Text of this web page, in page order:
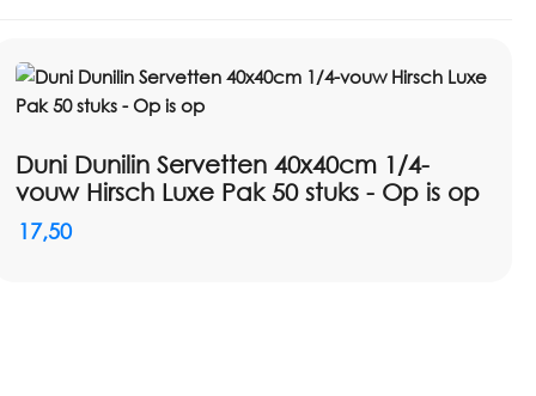
Duni Dunilin Servetten 40x40cm 1/4-
vouw Hirsch Luxe Pak 50 stuks - Op is op
17,50